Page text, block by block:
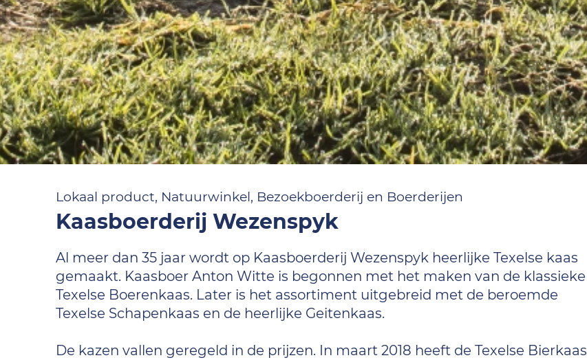
Lokaal product, Natuurwinkel, Bezoekboerderij en Boerderijen
Kaasboerderij Wezenspyk
Al meer dan 35 jaar wordt op Kaasboerderij Wezenspyk heerlijke Texelse kaas
gemaakt. Kaasboer Anton Witte is begonnen met het maken van de klassieke
Texelse Boerenkaas. Later is het assortiment uitgebreid met de beroemde
Texelse Schapenkaas en de heerlijke Geitenkaas.
De kazen vallen geregeld in de prijzen. In maart 2018 heeft de Texelse Bierkaas